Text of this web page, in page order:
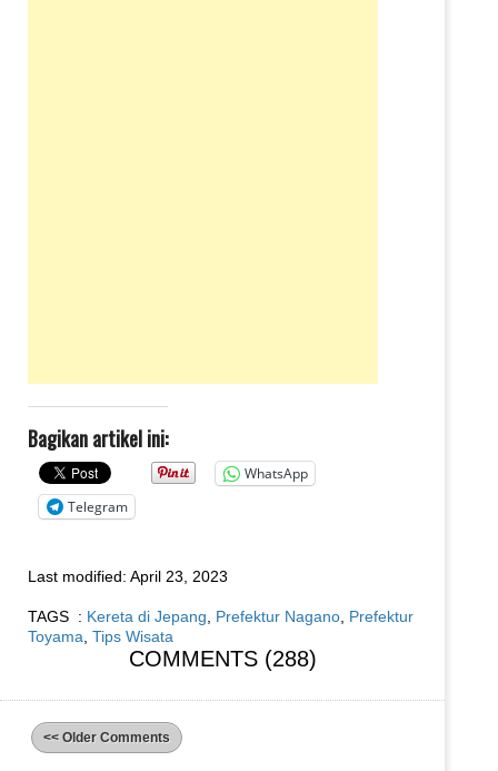
Bagikan artikel ini:
WhatsApp
Telegram
Last modified: April 23, 2023
TAGS : Kereta di Jepang Prefektur Nagano Prefektur
Toyama Tips Wisata
COMMENTS (288)
<< Older Comments